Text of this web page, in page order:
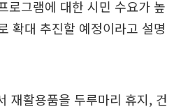
로그램에 대한 시민 수요가 높
확대 추진할 예정이라고 설명
재활용품을 두루마리 휴지, 건